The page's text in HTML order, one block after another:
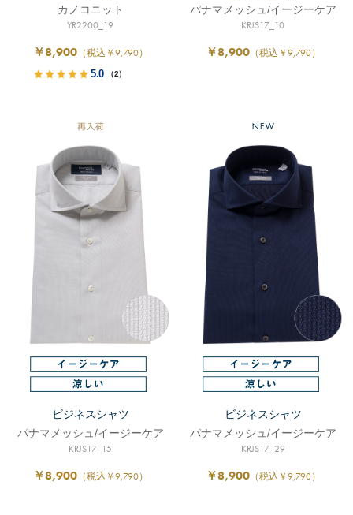
カノコニット
YR2200_19
￥8,900（税込￥9,790）
5.0 （2）
パナマメッシュ/イージーケア
KRJS17_10
￥8,900（税込￥9,790）
ビジネスシャツ
パナマメッシュ/イージーケア
KRJS17_15
￥8,900（税込￥9,790）
ビジネスシャツ
パナマメッシュ/イージーケア
KRJS17_29
￥8,900（税込￥9,790）